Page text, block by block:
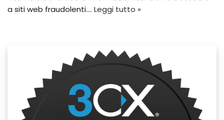
a siti web fraudolenti.… Leggi tutto »